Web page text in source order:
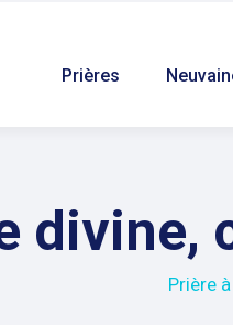
Prières
divine,
Prière